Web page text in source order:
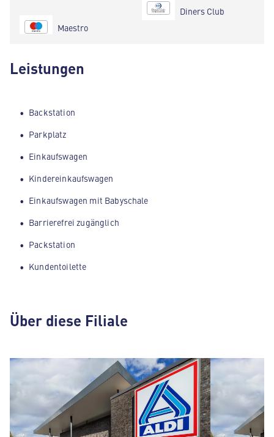
Maestro
Diners Club
Leistungen
Backstation
Parkplatz
Einkaufswagen
Kindereinkaufswagen
Einkaufswagen mit Babyschale
Barrierefrei zugänglich
Packstation
Kundentoilette
Über diese Filiale